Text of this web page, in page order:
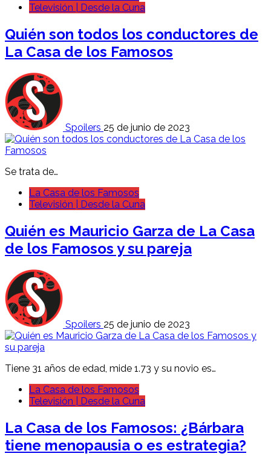
Televisión | Desde la Cuna
Quién son todos los conductores de
La Casa de los Famosos
Spoilers 25 de junio de 2023
Se trata de…
La Casa de los Famosos
Televisión | Desde la Cuna
Quién es Mauricio Garza de La Casa
de los Famosos y su pareja
Spoilers 25 de junio de 2023
Tiene 31 años de edad, mide 1.73 y su novio es…
La Casa de los Famosos
Televisión | Desde la Cuna
La Casa de los Famosos: ¿Bárbara
tiene menopausia o es estrategia?